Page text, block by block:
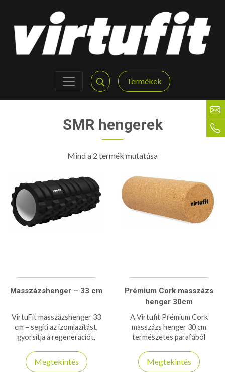
Termékek
SMR hengerek
Mind a 2 termék mutatása
Masszázshenger – 33 cm
VirtuFit masszázshenger 33
cm – segíti az izomlazítást,
gyorsítja a regenerációt,
rehabilitációs használatra.
Megtekintés
Prémium Cork masszázs
henger 30cm
A Virtufit Prémium Cork
masszázs henger 30 cm
természetes parafából
tartós, és hatékony
izomlazítást biztosít.
Megtekintés